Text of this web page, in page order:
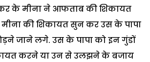
के मीना ने आफताब की शिकायत
मीना की शिकायत सुन कर उस के पापा
जाने लगे. उस के पापा को इन गुंडों
करने या उन से उलझने के बजाय